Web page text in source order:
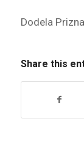
Dodela
Share this